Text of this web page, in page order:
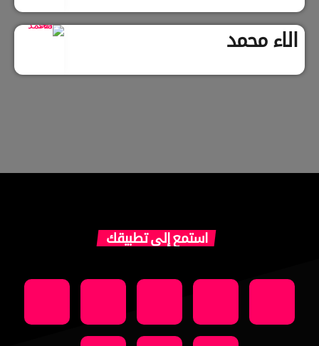
الاء محمد
استمع إلى تطبيقك